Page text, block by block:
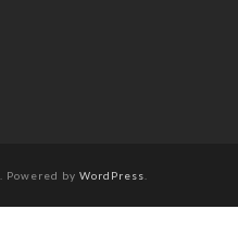
. Powered by WordPress